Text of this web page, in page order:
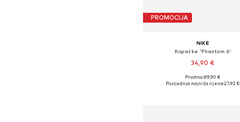
PROMOCIJA
NIKE
Kopačke 'Phantom 6'
34,90 €
Dostupne veličine: 44, 44,5
Prvotno: 89,90 €
Posljednja najniža cijena:27,92 €